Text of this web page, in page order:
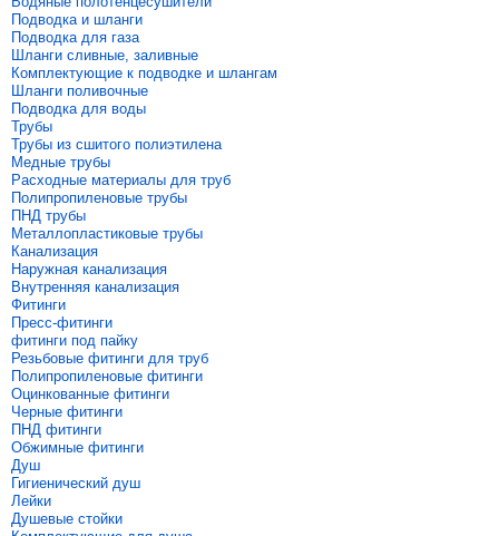
Подводка и шланги
Подводка для газа
Шланги сливные, заливные
Комплектующие к подводке и шлангам
Шланги поливочные
Подводка для воды
Трубы
Трубы из сшитого полиэтилена
Медные трубы
Расходные материалы для труб
Полипропиленовые трубы
ПНД трубы
Металлопластиковые трубы
Канализация
Наружная канализация
Внутренняя канализация
Фитинги
Пресс-фитинги
фитинги под пайку
Резьбовые фитинги для труб
Полипропиленовые фитинги
Оцинкованные фитинги
Черные фитинги
ПНД фитинги
Обжимные фитинги
Душ
Гигиенический душ
Лейки
Душевые стойки